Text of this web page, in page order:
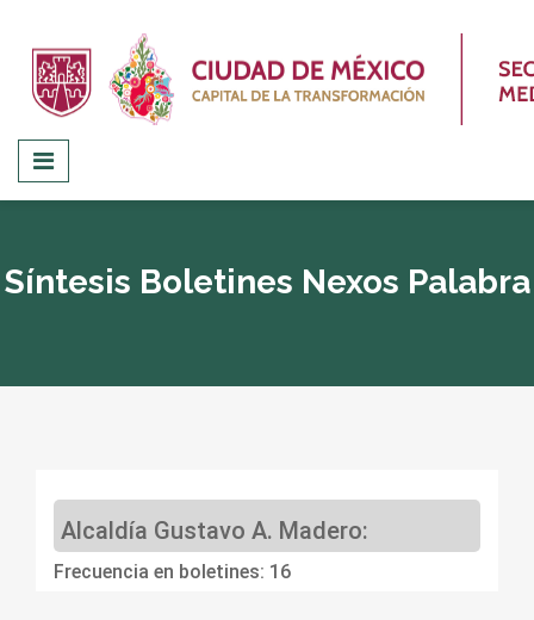
Síntesis Boletines Nexos Palabra
Alcaldía Gustavo A. Madero:
Frecuencia en boletines: 16